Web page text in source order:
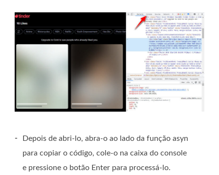
-
Depois de abri-lo, abra-o ao lado da função asyn
para copiar o código, cole-o na caixa do console
e pressione o botão Enter para processá-lo.